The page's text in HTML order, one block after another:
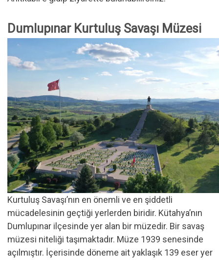
Dumlupınar Kurtuluş Savaşı Müzesi
Kurtuluş Savaşı’nın en önemli ve en şiddetli
mücadelesinin geçtiği yerlerden biridir. Kütahya’nın
Dumlupınar ilçesinde yer alan bir müzedir. Bir savaş
müzesi niteliği taşımaktadır. Müze 1939 senesinde
açılmıştır. İçerisinde döneme ait yaklaşık 139 eser yer